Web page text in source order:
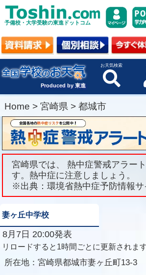
予備校・大学受験の東進ドットコム
Produced by 東進
お天気検索
Home > 宮崎県 > 都城市
宮崎県では、 熱中症警戒アラー
す。熱中症に注意しましょう。
※出典：環境省熱中症予防情報サ
妻ヶ丘中学校
8月7日 20:00発表
リロードすると1時間ごとに更新されます
所在地： 宮崎県都城市妻ヶ丘町13-3